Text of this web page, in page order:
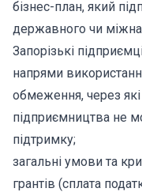
бізнес-план, який
державного чи
Запорізькі
напрями
обмеження, через
підприємництва не
підтримку;
загальні умови та
грантів (сплата